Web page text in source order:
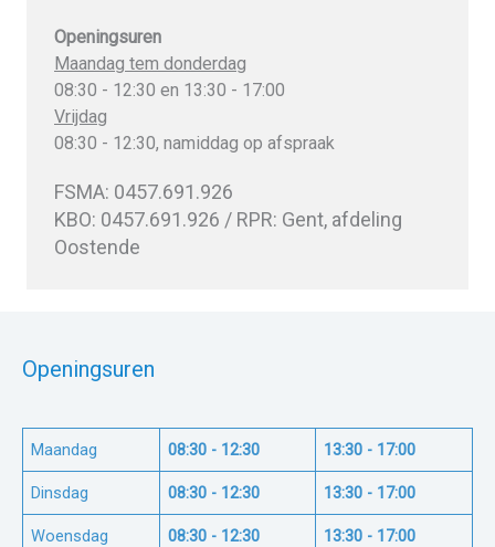
Openingsuren
Maandag tem donderdag
08:30 - 12:30 en 13:30 - 17:00
Vrijdag
08:30 - 12:30, namiddag op afspraak
FSMA: 0457.691.926
KBO: 0457.691.926 / RPR: Gent, afdeling
Oostende
Openingsuren
Maandag 08:30 - 12:30 13:30 - 17:00
Dinsdag 08:30 - 12:30 13:30 - 17:00
Woensdag 08:30 - 12:30 13:30 - 17:00